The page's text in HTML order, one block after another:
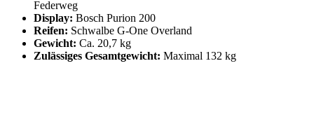
Federweg
Display: Bosch Purion 200
Reifen: Schwalbe G-One Overland
Gewicht: Ca. 20,7 kg
Zulässiges Gesamtgewicht: Maximal 132 kg